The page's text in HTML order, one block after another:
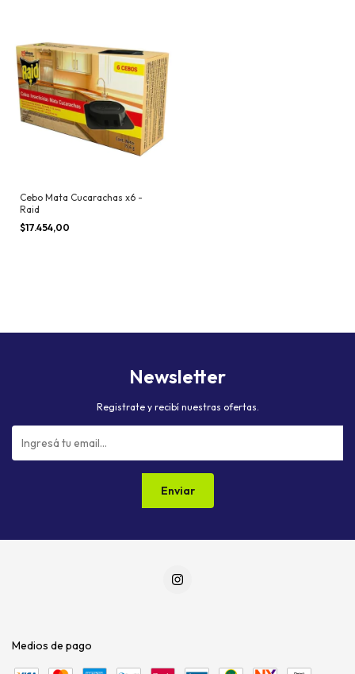
Cebo Mata Cucarachas x6 -
Raid
$17.454,00
Newsletter
Registrate y recibí nuestras ofertas.
Medios de pago